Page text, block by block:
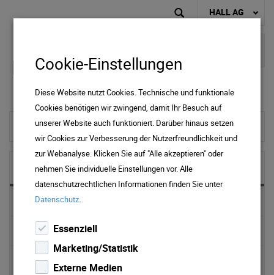
HALL AG
To home page
NEWS & MEDIA
News 2025
News 2024
News 2023
Cookie-Einstellungen
Diese Website nutzt Cookies. Technische und funktionale
Cookies benötigen wir zwingend, damit Ihr Besuch auf
unserer Website auch funktioniert. Darüber hinaus setzen
wir Cookies zur Verbesserung der Nutzerfreundlichkeit und
zur Webanalyse. Klicken Sie auf "Alle akzeptieren" oder
nehmen Sie individuelle Einstellungen vor. Alle
datenschutzrechtlichen Informationen finden Sie unter
Datenschutz.
Essenziell
Marketing/Statistik
Externe Medien